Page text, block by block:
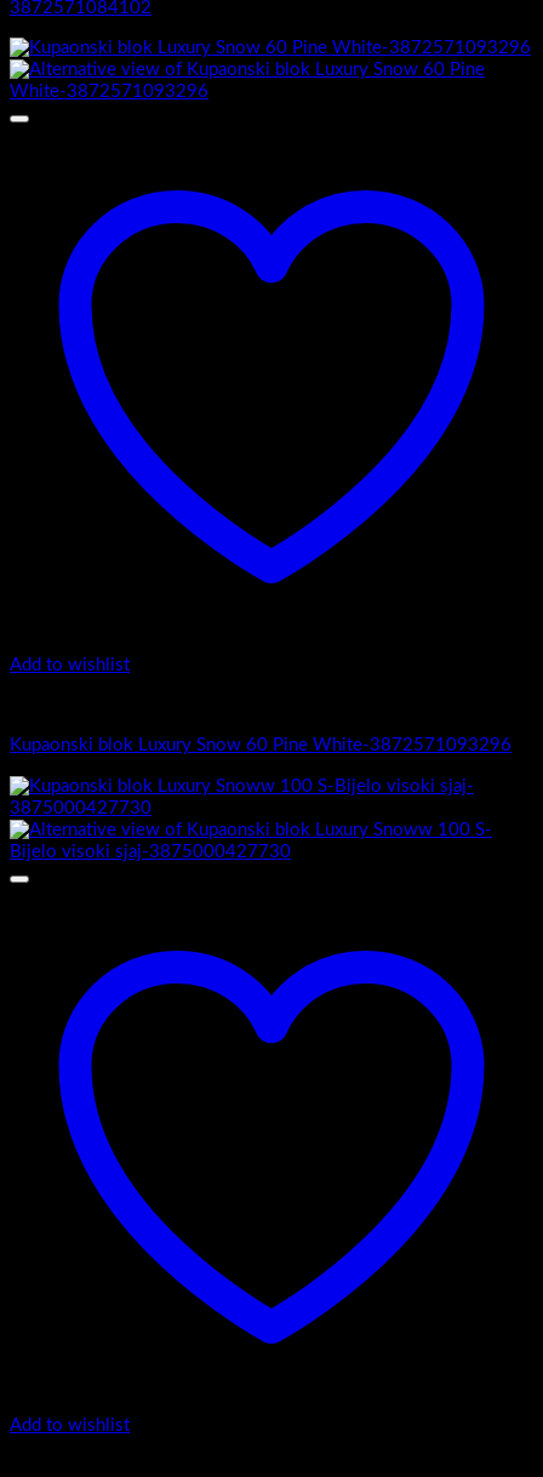
3872571084102
Add to wishlist
Kupaonski blok Luxury Snow 60 Pine White-3872571093296
Add to wishlist